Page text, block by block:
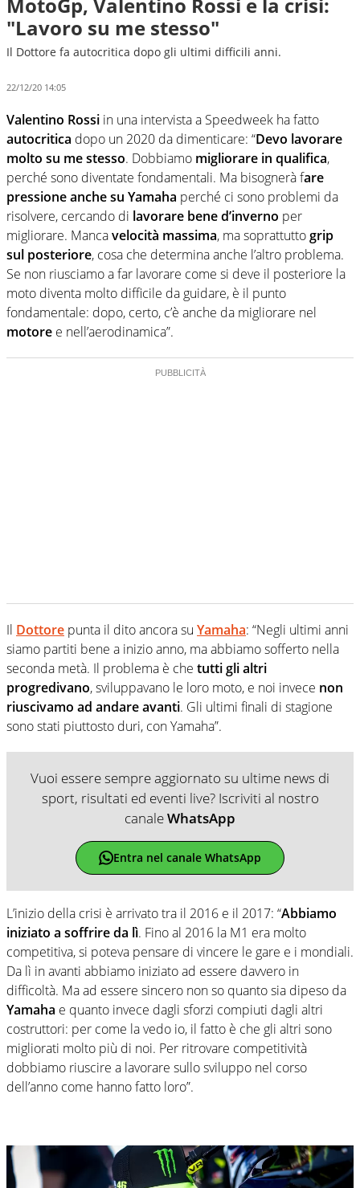
"Lavoro su me stesso"
Il Dottore fa autocritica dopo gli ultimi difficili anni.
22/12/20 14:05
Valentino Rossi in una intervista a Speedweek ha fatto
autocritica dopo un 2020 da dimenticare: “Devo lavorare
molto su me stesso. Dobbiamo migliorare in qualifica,
perché sono diventate fondamentali. Ma bisognerà fare
pressione anche su Yamaha perché ci sono problemi da
risolvere, cercando di lavorare bene d’inverno per
migliorare. Mancavelocità massima, ma soprattuttogrip
sul posteriore, cosa che determina anche l’altro problema.
Se non riusciamo a far lavorare come si deve il posteriore la
moto diventa molto difficile da guidare, è il punto
fondamentale: dopo, certo, c’è anche da migliorare nel
motore e nell’aerodinamica”.
Il Dottore punta il dito ancora su Yamaha: “Negli ultimi anni
siamo partiti bene a inizio anno, ma abbiamo sofferto nella
seconda metà. Il problema è che tutti gli altri
progredivano, sviluppavano le loro moto, e noi invece non
riuscivamo ad andare avanti. Gli ultimi finali di stagione
sono stati piuttosto duri, con Yamaha”.
Vuoi essere sempre aggiornato su ultime news di
sport, risultati ed eventi live? Iscriviti al nostro
canaleWhatsApp
Entra nel canale WhatsApp
L’inizio della crisi è arrivato tra il 2016 e il 2017: “Abbiamo
iniziato a soffrire da lì. Fino al 2016 la M1 era molto
competitiva, si poteva pensare di vincere le gare e i mondiali.
Da lì in avanti abbiamo iniziato ad essere davvero in
difficoltà. Ma ad essere sincero non so quanto sia dipeso da
Yamaha e quanto invece dagli sforzi compiuti dagli altri
costruttori: per come la vedo io, il fatto è che gli altri sono
migliorati molto più di noi. Per ritrovare competitività
dobbiamo riuscire a lavorare sullo sviluppo nel corso
dell’anno come hanno fatto loro”.